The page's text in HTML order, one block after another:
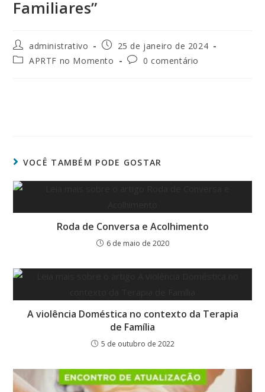
Familiares”
administrativo
25 de janeiro de 2024
APRTF no Momento
0 comentário
VOCÊ TAMBÉM PODE GOSTAR
Roda de Conversa e Acolhimento
6 de maio de 2020
A violência Doméstica no contexto da Terapia
de Família
5 de outubro de 2022